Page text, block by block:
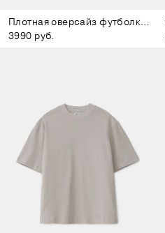
Плотная оверсайз футболка белая
3990 руб.